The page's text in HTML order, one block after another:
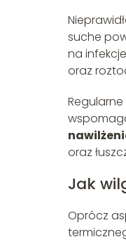
suche
na
oraz
oraz
Jak
Oprócz